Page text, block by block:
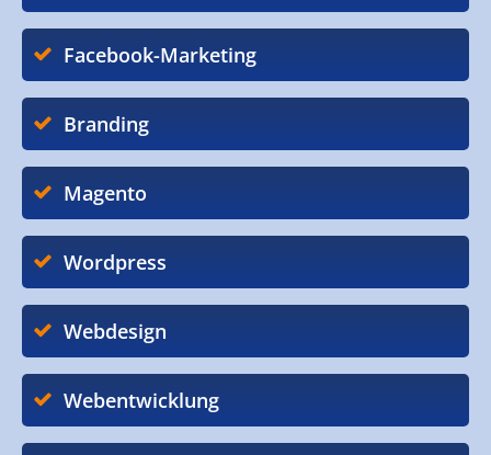
Facebook-Marketing
Branding
Magento
Wordpress
Webdesign
Webentwicklung